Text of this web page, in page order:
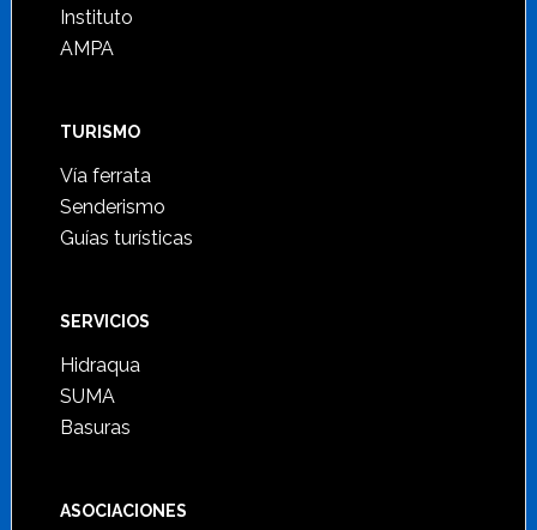
Instituto
AMPA
TURISMO
Vía ferrata
Senderismo
Guías turísticas
SERVICIOS
Hidraqua
SUMA
Basuras
ASOCIACIONES